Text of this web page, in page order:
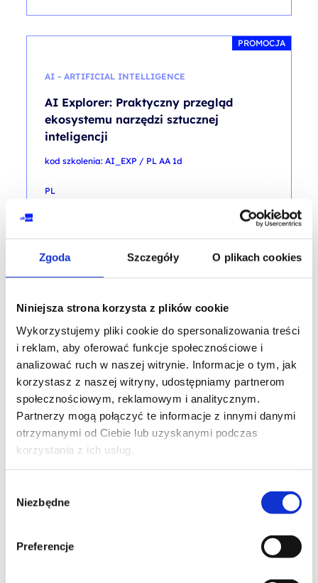
Zgoda Szczegóły O plikach cookies
Niniejsza strona korzysta z plików cookie
Wykorzystujemy pliki cookie do spersonalizowania treści
i reklam, aby oferować funkcje społecznościowe i
analizować ruch w naszej witrynie. Informacje o tym, jak
korzystasz z naszej witryny, udostępniamy partnerom
społecznościowym, reklamowym i analitycznym.
Partnerzy mogą połączyć te informacje z innymi danymi
otrzymanymi od Ciebie lub uzyskanymi podczas
korzystania z ich usług.
zgody
Niezbędne
Preferencje
PROMOCJA
AI - ARTIFICIAL INTELLIGENCE
AI Explorer: Praktyczny przegląd
ekosystemu narzędzi sztucznej
inteligencji
kod szkolenia: AI_EXP / PL AA 1d
PL
wynosiła:
wynosi:
+ 23% VAT (1 845,00PLNbrutto)
PROJEKTY W ORGANIZACJI
AI jako narzędzie Project Managera
kod szkolenia: ZP-AI-NPM / PL DL 1d
PL
1 000,00PLN
Pierwotna
900,00PLN
Aktualna
Poprzednia najniższa cena: